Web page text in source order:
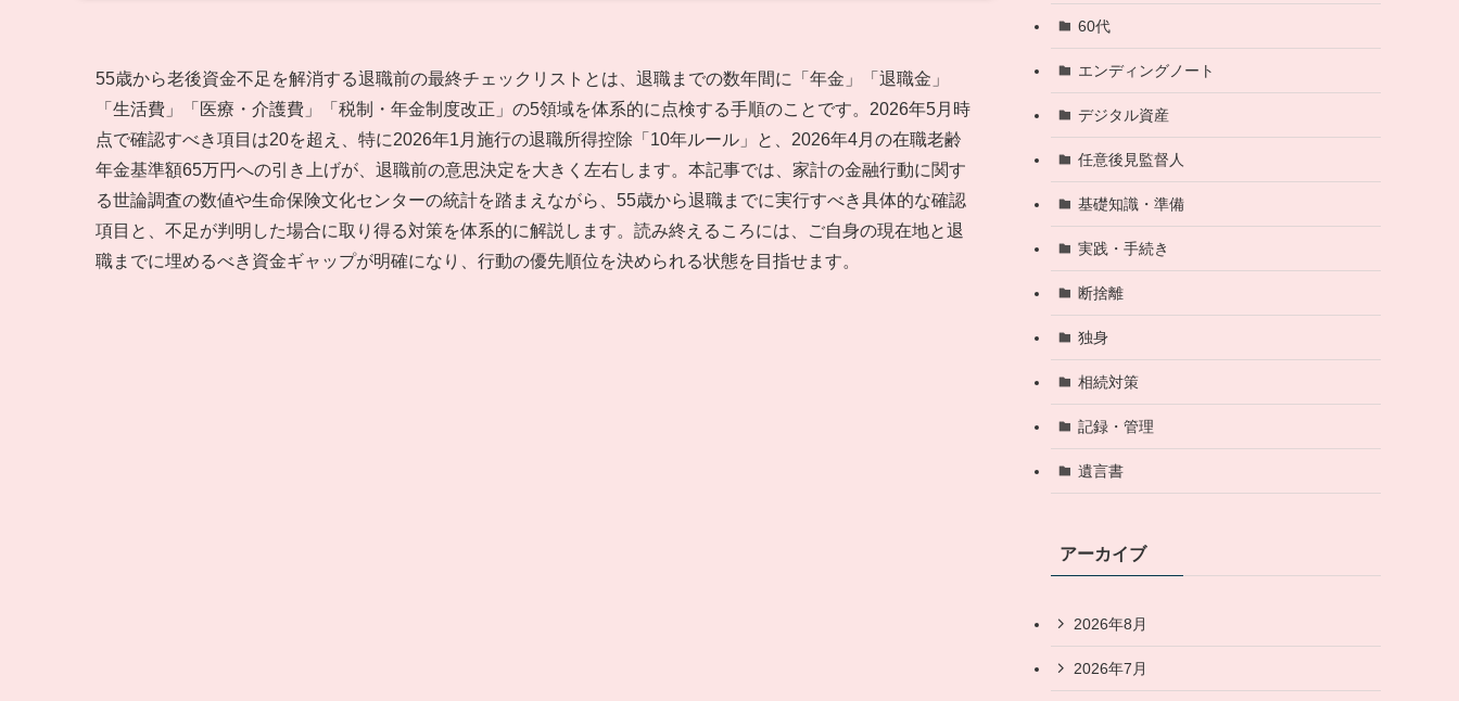
55歳から老後資金不足を解消する退職前の最終チェックリストとは、退職までの数年間に「年金」「退職金」
「生活費」「医療・介護費」「税制・年金制度改正」の5領域を体系的に点検する手順のことです。2026年5月時
点で確認すべき項目は20を超え、特に2026年1月施行の退職所得控除「10年ルール」と、2026年4月の在職老齢
年金基準額65万円への引き上げが、退職前の意思決定を大きく左右します。本記事では、家計の金融行動に関す
る世論調査の数値や生命保険文化センターの統計を踏まえながら、55歳から退職までに実行すべき具体的な確認
項目と、不足が判明した場合に取り得る対策を体系的に解説します。読み終えるころには、ご自身の現在地と退
職までに埋めるべき資金ギャップが明確になり、行動の優先順位を決められる状態を目指せます。
60代
エンディングノート
デジタル資産
任意後見監督人
基礎知識・準備
実践・手続き
断捨離
独身
相続対策
記録・管理
遺言書
アーカイブ
2026年8月
2026年7月